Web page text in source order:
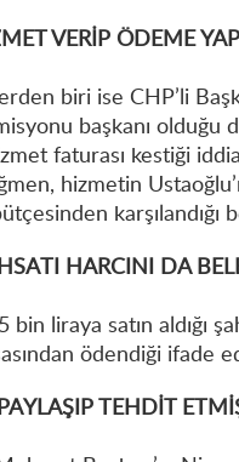
VERİP ÖDEME
biri ise CHP’li
başkanı olduğu
faturası kestiği
hizmetin
karşılandığı
HARCINI DA
liraya satın aldığı
ödendiği ifade
TEHDİT